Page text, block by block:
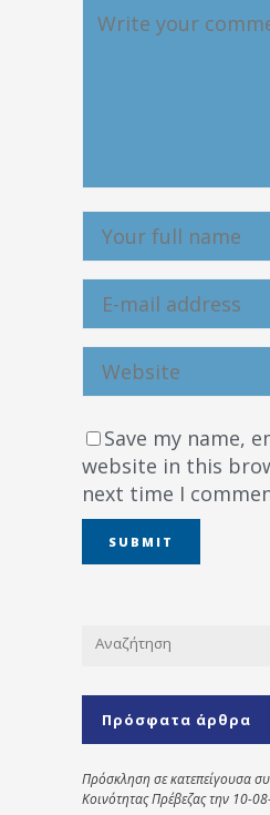
Save my name,
website in this
next time I
Πρόσφατα άρθρα
Πρόσκληση σε κατεπείγουσα
Κοινότητας Πρέβεζας την 10-